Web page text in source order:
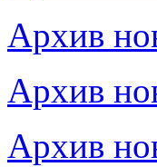
Архив
Архив
Архив